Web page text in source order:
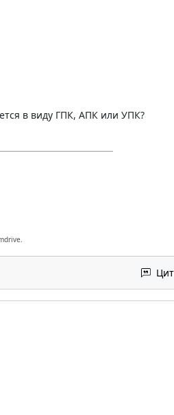
в виду ГПК, АПК или УПК?